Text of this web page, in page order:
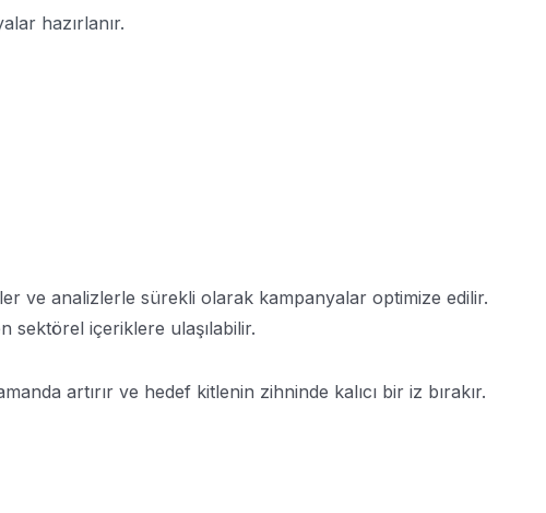
hazırlanır.
ve analizlerle sürekli olarak kampanyalar optimize edilir.
sektörel içeriklere ulaşılabilir.
artırır ve hedef kitlenin zihninde kalıcı bir iz bırakır.